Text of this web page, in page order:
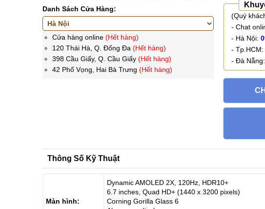
Danh Sách Cửa Hàng:
Cửa hàng online (Hết hàng)
120 Thái Hà, Q. Đống Đa (Hết hàng)
398 Cầu Giấy, Q. Cầu Giấy (Hết hàng)
42 Phố Vọng, Hai Bà Trưng (Hết hàng)
(Quý
- Chat
- Hà Nội:
- Tp.HCM:
- Đà Nẵng:
Thông Số Kỹ Thuật
Màn hình:
Dynamic AMOLED 2X, 120Hz, HDR10+
6.7 inches, Quad HD+ (1440 x 3200 pixels)
Corning Gorilla Glass 6